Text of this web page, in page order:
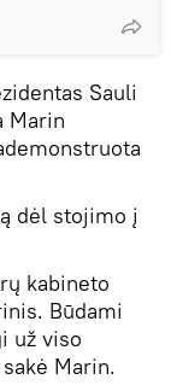
Sauli
Marin
dėl stojimo į
kabineto
Būdami
už viso
Marin.